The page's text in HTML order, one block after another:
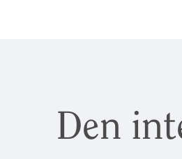
Den